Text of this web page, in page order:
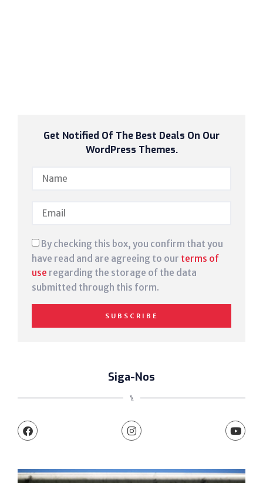
Get Notified Of The Best Deals On Our
WordPress Themes.
By checking this box, you confirm that you
have read and are agreeing to our terms of
use regarding the storage of the data
submitted through this form.
SUBSCRIBE
Siga-Nos
⑊